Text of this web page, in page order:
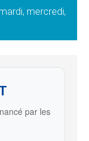
mercredi,
par les